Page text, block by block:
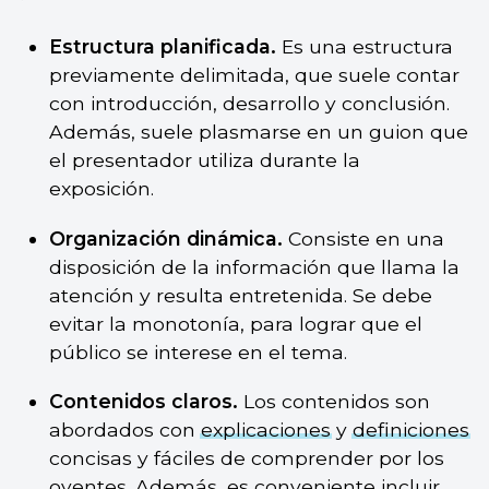
Estructura planificada. Es una estructura
previamente delimitada, que suele contar
con introducción, desarrollo y conclusión.
Además, suele plasmarse en un guion que
el presentador utiliza durante la
exposición.
Organización dinámica. Consiste en una
disposición de la información que llama la
atención y resulta entretenida. Se debe
evitar la monotonía, para lograr que el
público se interese en el tema.
Contenidos claros. Los contenidos son
abordados conexplicacionesydefiniciones
concisas y fáciles de comprender por los